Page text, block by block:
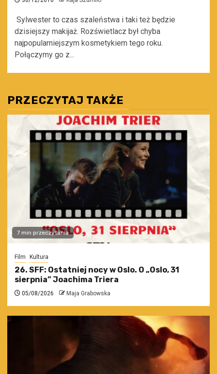
Sylwester to czas szaleństwa i taki też będzie
dzisiejszy makijaż. Rozświetlacz był chyba
najpopularniejszym kosmetykiem tego roku.
Połączymy go z...
PRZECZYTAJ TAKŻE
7 min przeczytania
Film Kultura
26. SFF: Ostatniej nocy w Oslo. O „Oslo, 31
sierpnia” Joachima Triera
05/08/2026 Maja Grabowska